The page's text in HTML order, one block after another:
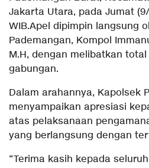
Jakarta Utara, pada Jumat
WIB.Apel dipimpin langsung
Pademangan, Kompol
M.H, dengan melibatkan
gabungan.
Dalam arahannya, Kapolsek
menyampaikan apresiasi
atas pelaksanaan
yang berlangsung dengan
“Terima kasih kepada